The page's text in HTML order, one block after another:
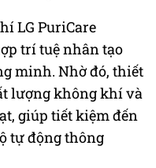
LG PuriCare
trí tuệ nhân tạo
minh. Nhờ đó, thiết
lượng không khí và
giúp tiết kiệm đến
tự động thông